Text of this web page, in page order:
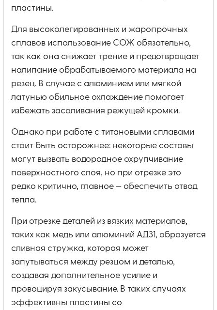
пластины.
Для высоколегированных и жаропрочных
сплавов использование СОЖ обязательно,
так как она снижает трение и предотвращает
налипание обрабатываемого материала на
резец. В случае с алюминием или мягкой
латунью обильное охлаждение помогает
избежать засаливания режущей кромки.
Однако при работе с титановыми сплавами
стоит быть осторожнее: некоторые составы
могут вызвать водородное охрупчивание
поверхностного слоя, но при отрезке это
редко критично, главное — обеспечить отвод
тепла.
При отрезке деталей из вязких материалов,
таких как медь или алюминий АД31, образуется
сливная стружка, которая может
запутываться между резцом и деталью,
создавая дополнительное усилие и
провоцируя закусывание. В таких случаях
эффективны пластины со